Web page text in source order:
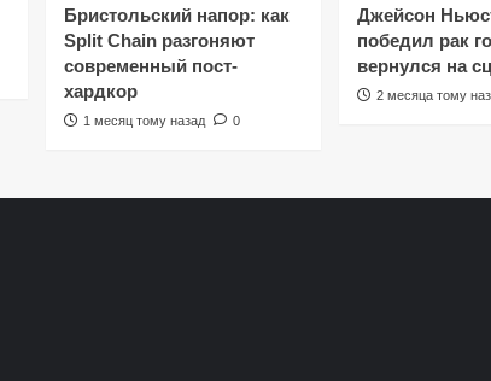
Бристольский напор: как
Split Chain разгоняют
современный пост-
хардкор
1 месяц тому назад 0
Джейсон
победил рак
вернулся на
2 месяца тому